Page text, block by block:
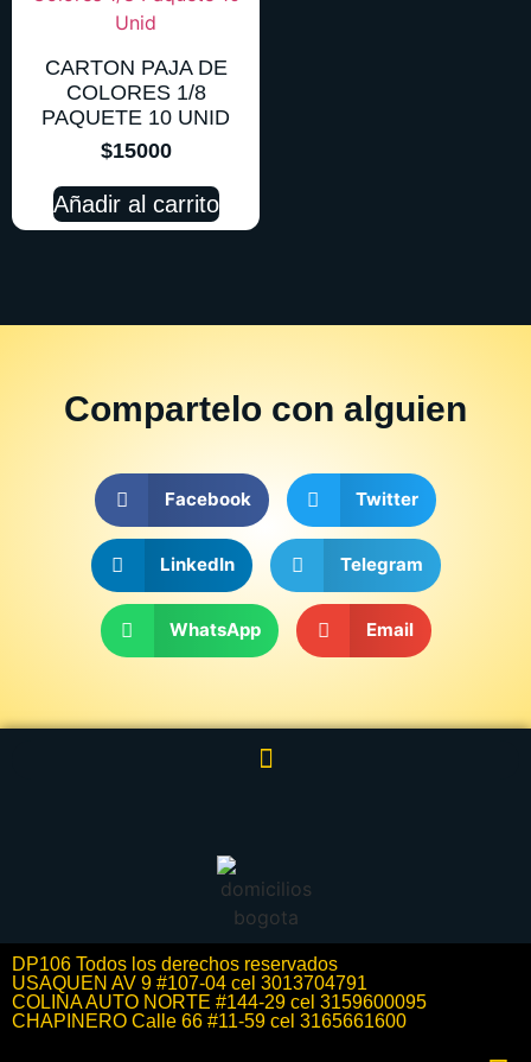
CARTON PAJA DE
COLORES 1/8
PAQUETE 10 UNID
$15000
Añadir al carrito
Compartelo con alguien
Facebook Twitter
LinkedIn Telegram
WhatsApp Email
DP106 Todos los derechos reservados
USAQUEN AV 9 #107-04 cel 3013704791
COLINA AUTO NORTE #144-29 cel 3159600095
CHAPINERO Calle 66 #11-59 cel 3165661600